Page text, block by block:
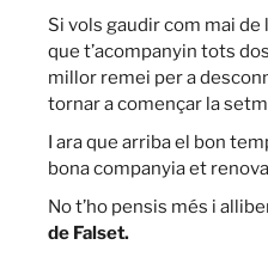
Si vols gaudir com mai de
que t’acompanyin tots
millor remei per a
tornar a començar la
I ara que arriba el bon
bona companyia et
No t’ho pensis més i
de Falset.